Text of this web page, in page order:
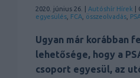
2020. június 26. | Autóshír Hírek |
egyesülés, FCA, összeolvadás,
Ugyan már korábban
lehetősége, hogy a
csoport egyesül, az